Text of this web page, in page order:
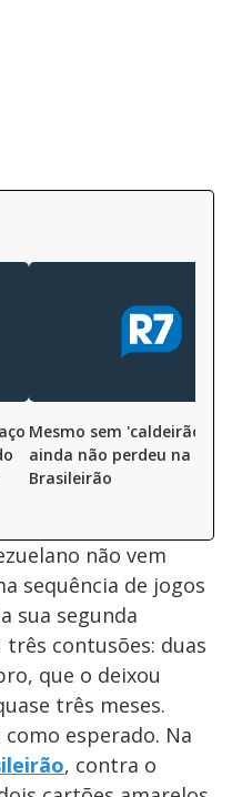
Mesmo sem 'caldeirão',
ainda não perdeu na Vila
Brasileirão
não vem
sequência de jogos
sua segunda
contusões: duas
que o deixou
três meses.
esperado. Na
, contra o